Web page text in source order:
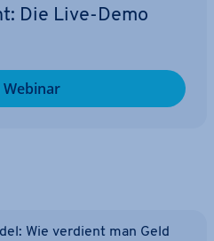
Die Live-Demo
Webinar
Wie verdient man Geld